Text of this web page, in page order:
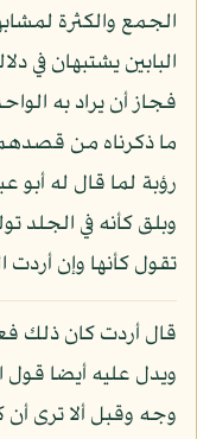
الجمع والكثرة
البابين يشتبهان في
فجاز أن يراد به
ما ذكرناه من
رؤبة لما قال له
وبلق كأنه في الجلد
تقول كأنها وإن
قال أردت كان ذلك
ويدل عليه أيضا قول
وجه وقبل ألا ترى أن